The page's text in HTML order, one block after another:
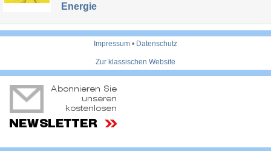
Energie
Impressum • Datenschutz
Zur klassischen Website